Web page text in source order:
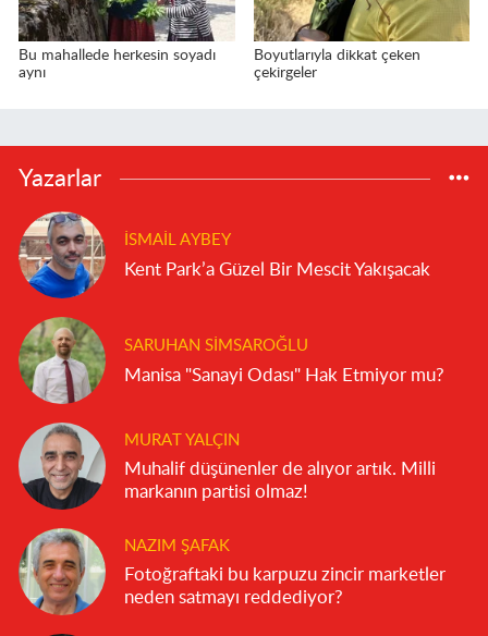
Bu mahallede herkesin soyadı
aynı
Boyutlarıyla dikkat çeken
çekirgeler
Yazarlar
İSMAIL AYBEY
Kent Park’a Güzel Bir Mescit Yakışacak
SARUHAN SIMSAROĞLU
Manisa "Sanayi Odası" Hak Etmiyor mu?
MURAT YALÇIN
Muhalif düşünenler de alıyor artık. Milli
markanın partisi olmaz!
NAZIM ŞAFAK
Fotoğraftaki bu karpuzu zincir marketler
neden satmayı reddediyor?